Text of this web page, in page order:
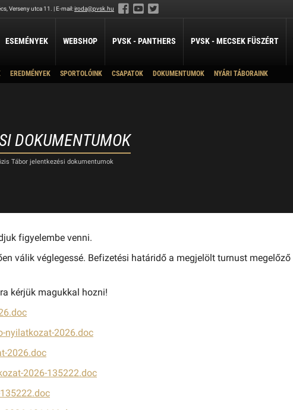
Verseny utca 11. | E-mail:iroda@pvsk.hu
3x3
LABDARÚGÁS
LÖVÉSZET
ÖKÖLVÍVÁS
Vízilabda Szakosztály
ESEMÉNYEK WEBSHOP PVSK - PANTHERS PVSK - MECSEK FÜSZÉRT
EREDMÉNYEK SPORTOLÓINK CSAPATOK
U14B
U12
DOKUMENTUMOK NYÁRI TÁBORAINK
DOKUMENTUMOK
Tábor jelentkezési dokumentumok
figyelembe venni.
válik véglegessé. Befizetési határidő a megjelölt turnust megelőző
kérjük magukkal hozni!
nyilatkozat-2026.doc
2026.doc
2026-135222.doc